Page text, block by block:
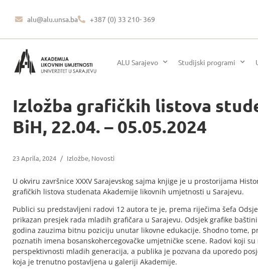
alu@alu.unsa.ba +387 (0) 33 210- 369
ALU Sarajevo Studijski programi
Izložba grafičkih listova
BiH, 22.04. – 05.05.2024
23 Aprila, 2024 / Izložbe, Novosti
U okviru završnice XXXV Sarajevskog sajma knjige je u prostorijama
grafičkih listova studenata Akademije likovnih umjetnosti u Sarajevu.
Publici su predstavljeni radovi 12 autora te je, prema riječima šefa
prikazan presjek rada mladih grafičara u Sarajevu. Odsjek grafike
godina zauzima bitnu poziciju unutar likovne edukacije. Shodno tome,
poznatih imena bosanskohercegovačke umjetničke scene. Radovi koji
perspektivnosti mladih generacija, a publika je pozvana da uporedo
koja je trenutno postavljena u galeriji Akademije.